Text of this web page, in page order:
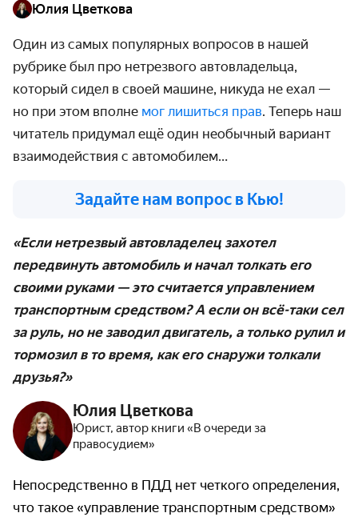
Юлия Цветкова
Один из самых популярных вопросов в нашей
рубрике был про нетрезвого автовладельца,
который сидел в своей машине, никуда не ехал —
но при этом вполне мог лишиться прав. Теперь наш
читатель придумал ещё один необычный вариант
взаимодействия с автомобилем…
Задайте нам вопрос в Кью!
«Если нетрезвый автовладелец захотел
передвинуть автомобиль и начал толкать его
своими руками — это считается управлением
транспортным средством? А если он всё-таки сел
за руль, но не заводил двигатель, а только рулил и
тормозил в то время, как его снаружи толкали
друзья?»
Юлия Цветкова
Юрист, автор книги «В очереди за
правосудием»
Непосредственно в ПДД нет четкого определения,
что такое «управление транспортным средством»